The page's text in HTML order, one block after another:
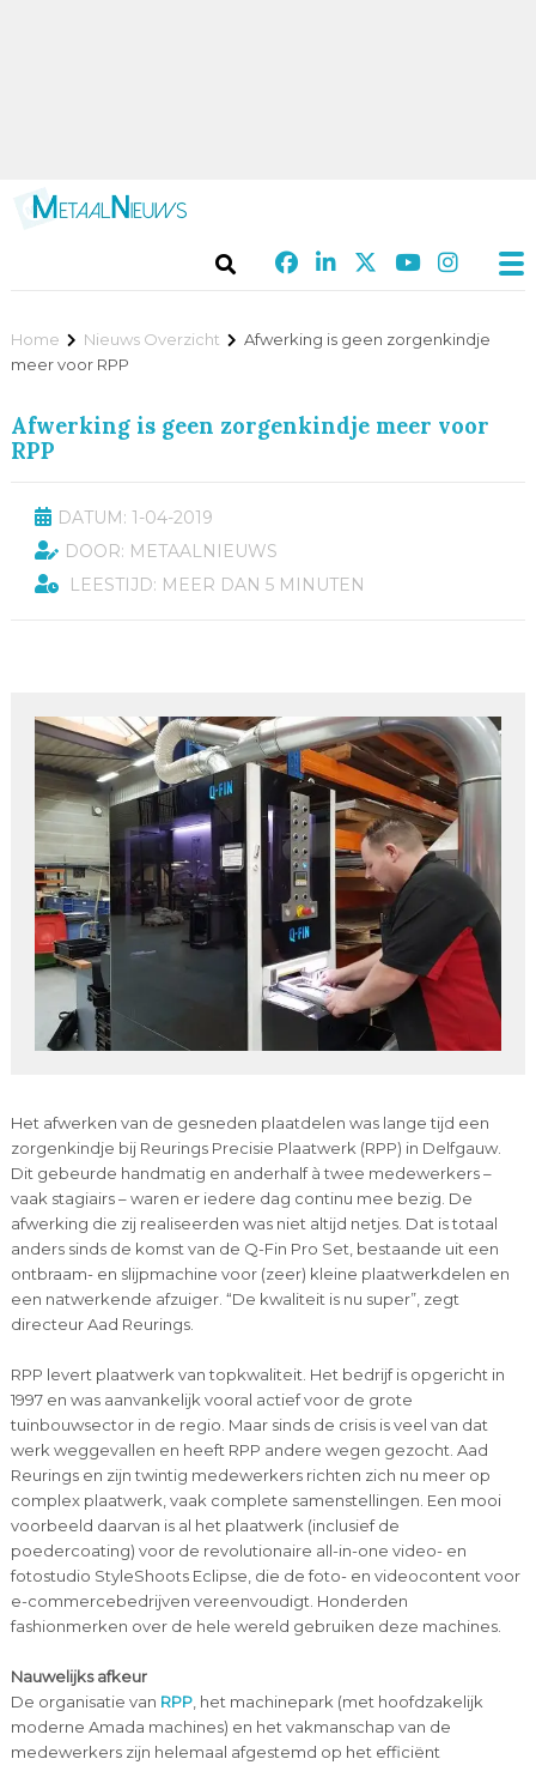
Home Nieuws Overzicht
Afwerking is geen zorgenkindje
meer voor RPP
Afwerking is geen zorgenkindje meer voor
RPP
DATUM: 1-04-2019
DOOR: METAALNIEUWS
LEESTIJD: MEER DAN 5 MINUTEN
Het afwerken van de gesneden plaatdelen was lange tijd een
zorgenkindje bij Reurings Precisie Plaatwerk (RPP) in Delfgauw.
Dit gebeurde handmatig en anderhalf à twee medewerkers –
vaak stagiairs – waren er iedere dag continu mee bezig. De
afwerking die zij realiseerden was niet altijd netjes. Dat is totaal
anders sinds de komst van de Q-Fin Pro Set, bestaande uit een
ontbraam- en slijpmachine voor (zeer) kleine plaatwerkdelen en
een natwerkende afzuiger. “De kwaliteit is nu super”, zegt
directeur Aad Reurings.
RPP levert plaatwerk van topkwaliteit. Het bedrijf is opgericht in
1997 en was aanvankelijk vooral actief voor de grote
tuinbouwsector in de regio. Maar sinds de crisis is veel van dat
werk weggevallen en heeft RPP andere wegen gezocht. Aad
Reurings en zijn twintig medewerkers richten zich nu meer op
complex plaatwerk, vaak complete samenstellingen. Een mooi
voorbeeld daarvan is al het plaatwerk (inclusief de
poedercoating) voor de revolutionaire all-in-one video- en
fotostudio StyleShoots Eclipse, die de foto- en videocontent voor
e-commercebedrijven vereenvoudigt. Honderden
fashionmerken over de hele wereld gebruiken deze machines.
Nauwelijks afkeur
De organisatie van RPP, het machinepark (met hoofdzakelijk
moderne Amada machines) en het vakmanschap van de
medewerkers zijn helemaal afgestemd op het efficiënt